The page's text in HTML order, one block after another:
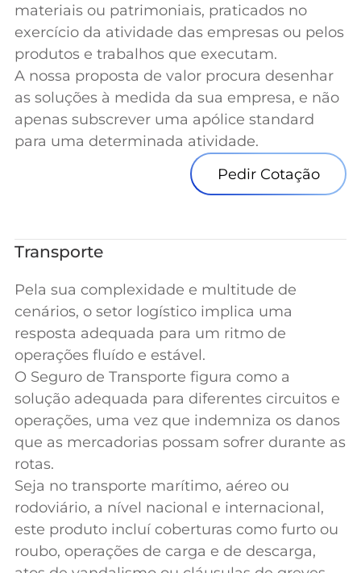
materiais ou patrimoniais, praticados no
exercício da atividade das empresas ou pelos
produtos e trabalhos que executam.
A nossa proposta de valor procura desenhar
as soluções à medida da sua empresa, e não
apenas subscrever uma apólice standard
para uma determinada atividade.
Pedir Cotação
Transporte
Pela sua complexidade e multitude de
cenários, o setor logístico implica uma
resposta adequada para um ritmo de
operações fluído e estável.
O Seguro de Transporte figura como a
solução adequada para diferentes circuitos e
operações, uma vez que indemniza os danos
que as mercadorias possam sofrer durante as
rotas.
Seja no transporte marítimo, aéreo ou
rodoviário, a nível nacional e internacional,
este produto incluí coberturas como furto ou
roubo, operações de carga e de descarga,